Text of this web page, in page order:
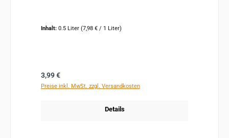
Inhalt: 0.5 Liter (7,98 € / 1 Liter)
Regulärer Preis:
3,99 €
Preise inkl. MwSt. zzgl. Versandkosten
Details